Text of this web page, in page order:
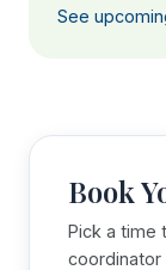
See
Book
Pick a time
coordinator